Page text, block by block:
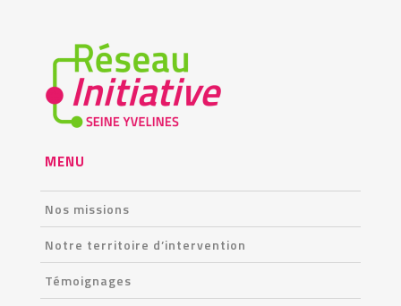
MENU
Nos missions
Notre territoire d’intervention
Témoignages